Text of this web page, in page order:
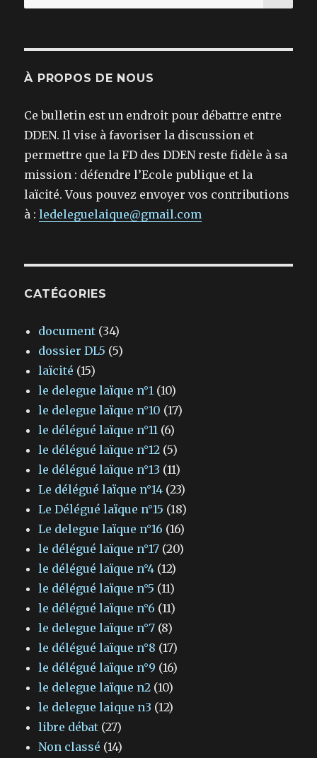
pour :
À PROPOS DE NOUS
Ce bulletin est un endroit pour débattre entre
DDEN. Il vise à favoriser la discussion et
permettre que la FD des DDEN reste fidèle à sa
mission : défendre l’Ecole publique et la
laïcité. Vous pouvez envoyer vos contributions
à :ledeleguelaique@gmail.com
CATÉGORIES
document (34)
dossier DL5 (5)
laïcité (15)
le delegue laïque n°1 (10)
le delegue laïque n°10 (17)
le délégué laïque n°11 (6)
le délégué laïque n°12 (5)
le délégué laïque n°13 (11)
Le délégué laïque n°14 (23)
Le Délégué laïque n°15 (18)
Le delegue laïque n°16 (16)
le délégué laïque n°17 (20)
le délégué laïque n°4 (12)
le délégué laïque n°5 (11)
le délégué laïque n°6 (11)
le delegue laïque n°7 (8)
le délégué laïque n°8 (17)
le délégué laïque n°9 (16)
le delegue laïque n2 (10)
le delegue laique n3 (12)
libre débat (27)
Non classé (14)